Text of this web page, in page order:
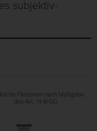
subjektiv-